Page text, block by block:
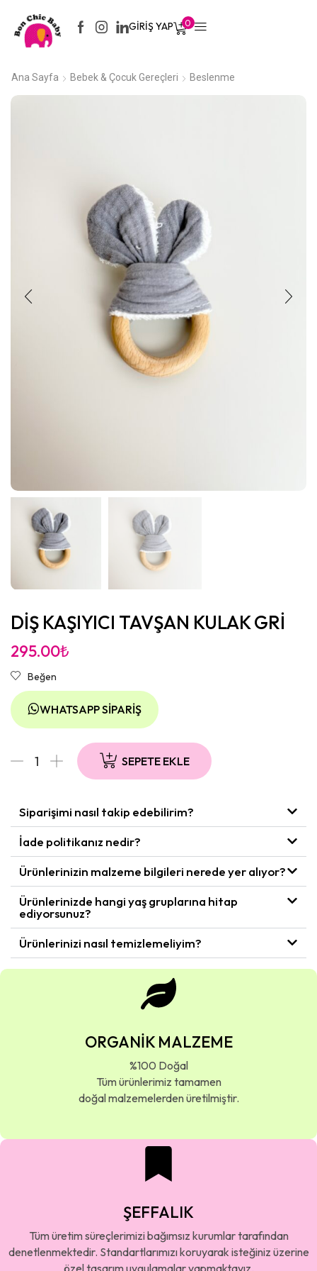
GIRIŞ YAP 0
Ana Sayfa Bebek & Çocuk Gereçleri Beslenme
DİŞ KAŞIYICI TAVŞAN KULAK GRİ
295.00₺
Beğen
WHATSAPP SIPARIŞ
SEPETE EKLE
Siparişimi nasıl takip edebilirim?
İade politikanız nedir?
Ürünlerinizin malzeme bilgileri nerede yer alıyor?
Ürünlerinizde hangi yaş gruplarına hitap
ediyorsunuz?
Ürünlerinizi nasıl temizlemeliyim?
ORGANİK MALZEME
%100 Doğal
Tüm ürünlerimiz tamamen
doğal malzemelerden üretilmiştir.
ŞEFFALIK
Tüm üretim süreçlerimizi bağımsız kurumlar tarafından
denetlenmektedir. Standartlarımızı koruyarak isteğiniz üzerine